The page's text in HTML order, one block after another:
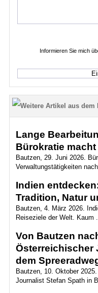
Informieren Sie mich
Lange
Bürokratie
Bautzen, 29. Juni 2026.
Verwaltungstätigkeiten
Indien
Tradition, Natur
Bautzen, 4. März 2026.
Reiseziele der Welt. Kaum
Von Bautzen
Österreichischer
dem
Bautzen, 10. Oktober
Journalist Stefan Spath in